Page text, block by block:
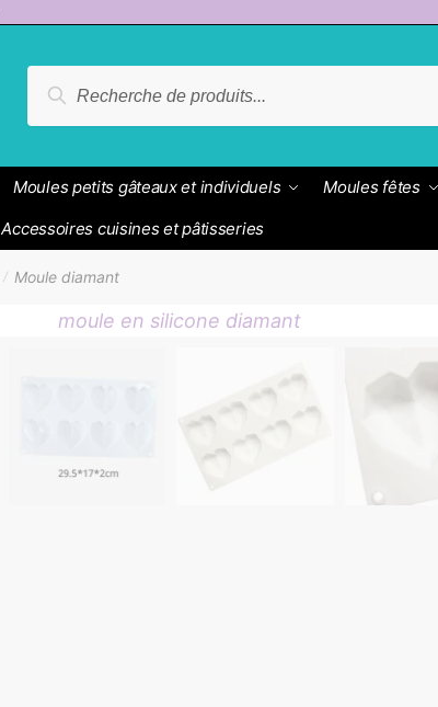
pour :
Recherche
Moules petits gâteaux et individuels Moules fêtes
Accessoires cuisines et pâtisseries
/ Moule diamant